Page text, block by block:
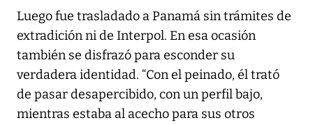
Luego fue trasladado a Panamá sin trámites de
extradición ni de Interpol. En esa ocasión
también se disfrazó para esconder su
verdadera identidad. “Con el peinado, él trató
de pasar desapercibido, con un perfil bajo,
mientras estaba al acecho para sus otros